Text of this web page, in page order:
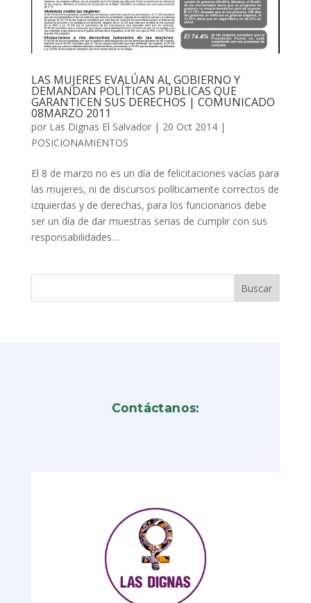
LAS MUJERES EVALÚAN AL GOBIERNO Y
DEMANDAN POLÍTICAS PÚBLICAS QUE
GARANTICEN SUS DERECHOS | COMUNICADO
08MARZO 2011
por Las Dignas El Salvador| 20 Oct 2014|
POSICIONAMIENTOS
El 8 de marzo no es un día de felicitaciones vacías para
las mujeres, ni de discursos políticamente correctos de
izquierdas y de derechas, para los funcionarios debe
ser un día de dar muestras serias de cumplir con sus
responsabilidades…
Contáctanos: